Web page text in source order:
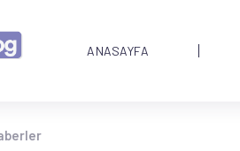
ANASAYFA